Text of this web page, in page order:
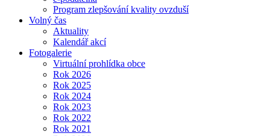
Program zlepšování kvality ovzduší
Volný čas
Aktuality
Kalendář akcí
Fotogalerie
Virtuální prohlídka obce
Rok 2026
Rok 2025
Rok 2024
Rok 2023
Rok 2022
Rok 2021